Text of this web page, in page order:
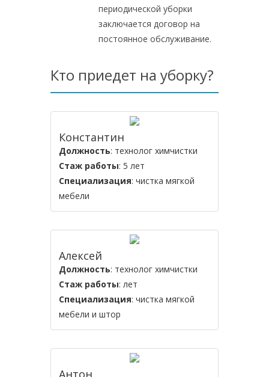
периодической уборки
заключается договор на
постоянное обслуживание.
Кто приедет на уборку?
Константин
Должность: технолог химчистки
Стаж работы: 5 лет
Специализация: чистка мягкой
мебели
Алексей
Должность: технолог химчистки
Стаж работы: лет
Специализация: чистка мягкой
мебели и штор
Антон